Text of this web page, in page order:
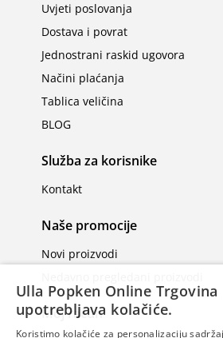
Uvjeti poslovanja
Dostava i povrat
Jednostrani raskid ugovora
Načini plaćanja
Tablica veličina
BLOG
Služba za korisnike
Kontakt
Naše promocije
Novi proizvodi
Moj račun
Ulla Popken Online Trgovina
upotrebljava kolačiće.
Koristimo kolačiće za personalizaciju